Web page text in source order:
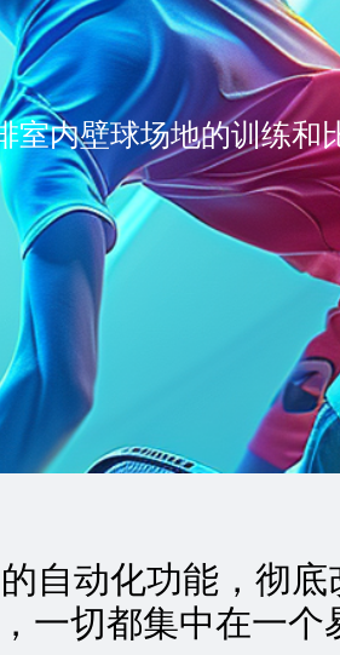
室内壁球场地的训练和
自动化功能，彻底
一切都集中在一个